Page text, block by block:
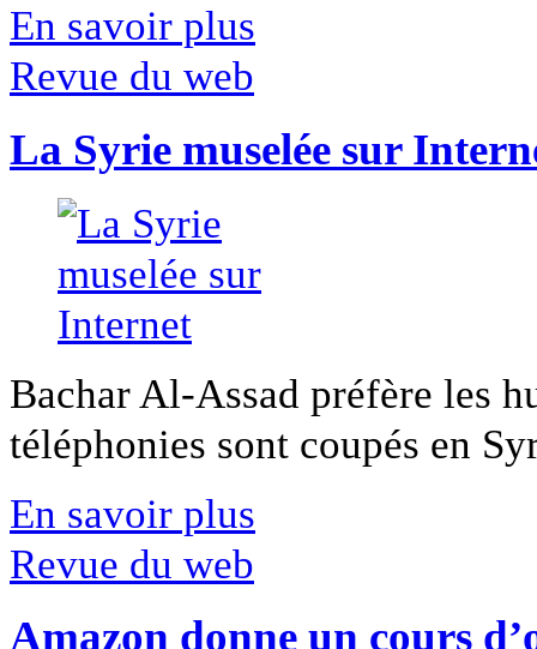
En savoir plus
Revue du web
La Syrie muselée sur
Bachar Al-Assad préfère les
téléphonies sont coupés en
En savoir plus
Revue du web
Amazon donne un cours